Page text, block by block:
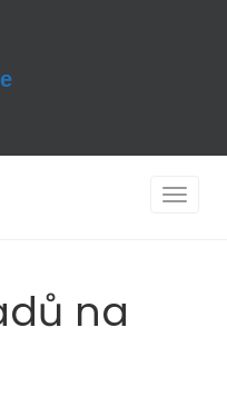
Toggle
na